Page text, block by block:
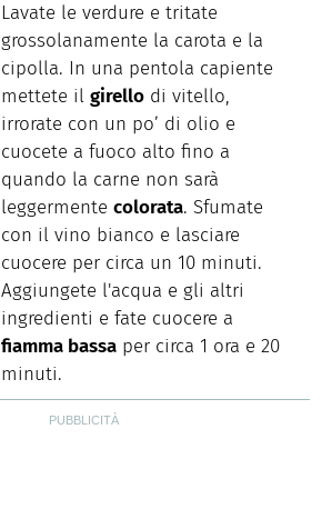
Lavate le verdure e tritate
grossolanamente la carota e la
cipolla. In una pentola capiente
mettete il girello di vitello,
irrorate con un po’ di olio e
cuocete a fuoco alto fino a
quando la carne non sarà
leggermente colorata. Sfumate
con il vino bianco e lasciare
cuocere per circa un 10 minuti.
Aggiungete l'acqua e gli altri
ingredienti e fate cuocere a
fiamma bassa per circa 1 ora e 20
minuti.